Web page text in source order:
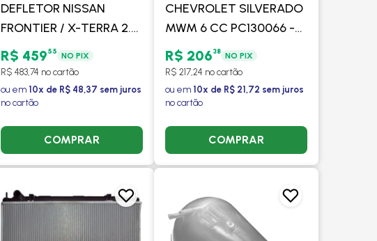
DEFLETOR NISSAN
FRONTIER / X-TERRA 2.8
MWM 2002 > (DO
CONDENSADOR) -
PROCOOLER
R$ 45955 NO PIX
R$ 483,74 no cartão
ou em 10x de R$ 48,37 sem juros
no cartão
COMPRAR
CHEVROLET SILVERADO
MWM 6 CC PC130066 -
MODEFER
R$ 20638 NO PIX
R$ 217,24 no cartão
ou em 10x de R$ 21,72 sem juros
no cartão
COMPRAR